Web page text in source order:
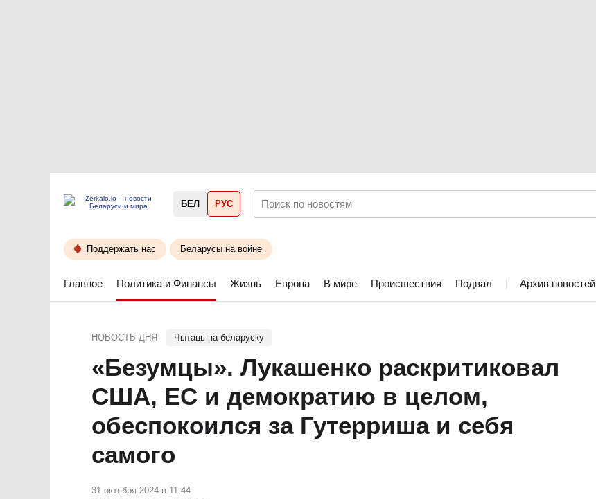
БЕЛ РУС
Поддержать нас Беларусы на войне
Главное Политика и Финансы Жизнь Европа В мире Происшествия Подвал Архив новостей
НОВОСТЬ ДНЯ Чытаць па-беларуску
«Безумцы». Лукашенко раскритиковал
США, ЕС и демократию в целом,
обеспокоился за Гутерриша и себя
самого
31 октября 2024 в 11.44